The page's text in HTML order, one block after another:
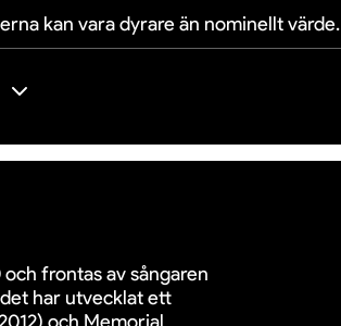
kan vara dyrare än nominellt värde.
frontas av sångaren
har utvecklat ett